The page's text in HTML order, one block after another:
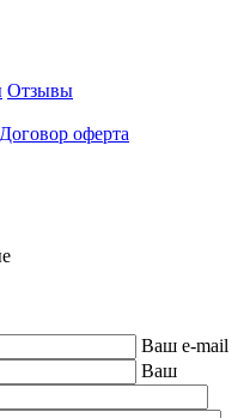
Отзывы
Договор оферта
Ваш e-mail
Ваш